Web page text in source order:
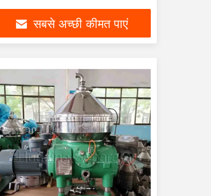
सबसे अच्छी कीमत पाएं